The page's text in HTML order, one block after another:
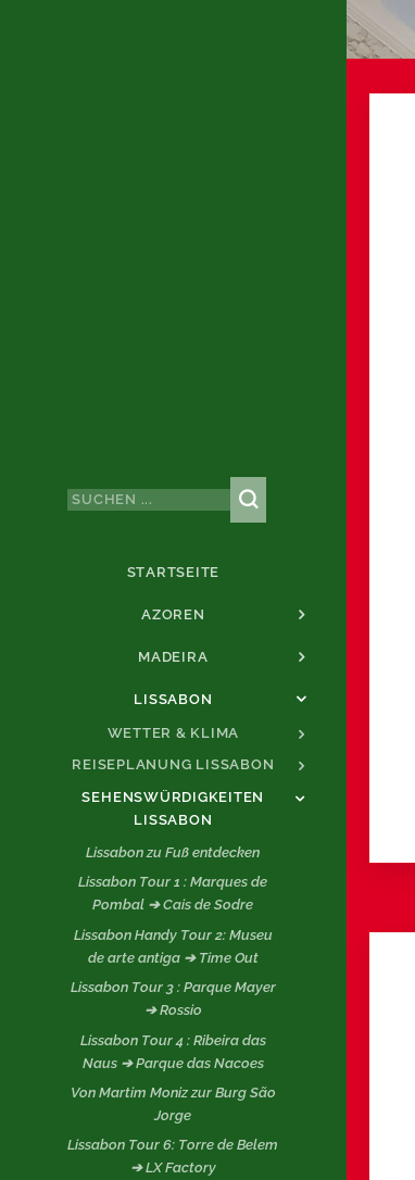
STARTSEITE
AZOREN
MADEIRA
LISSABON
WETTER & KLIMA
REISEPLANUNG LISSABON
SEHENSWÜRDIGKEITEN
LISSABON
Lissabon zu Fuß entdecken
Lissabon Tour 1 : Marques de
Pombal ➔ Cais de Sodre
Lissabon Handy Tour 2: Museu
de arte antiga ➔ Time Out
Lissabon Tour 3 : Parque Mayer
➔ Rossio
Lissabon Tour 4 : Ribeira das
Naus ➔ Parque das Nacoes
Von Martim Moniz zur Burg São
Jorge
Lissabon Tour 6: Torre de Belem
➔ LX Factory